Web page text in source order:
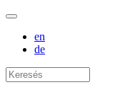
en
de